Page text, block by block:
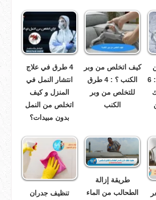
انسداد البالوعة؟ : 6
كيف اتخلص من وبر
الكنب ؟ : 4 طرق
للتخلص من وبر
الكنب
4 طرق في علاج
انتشار النمل في
المنزل و كيف
اتخلص من النمل
بدون مبيدات؟
طريقة إزالة
الطحالب من الماء
تنظيف جدران